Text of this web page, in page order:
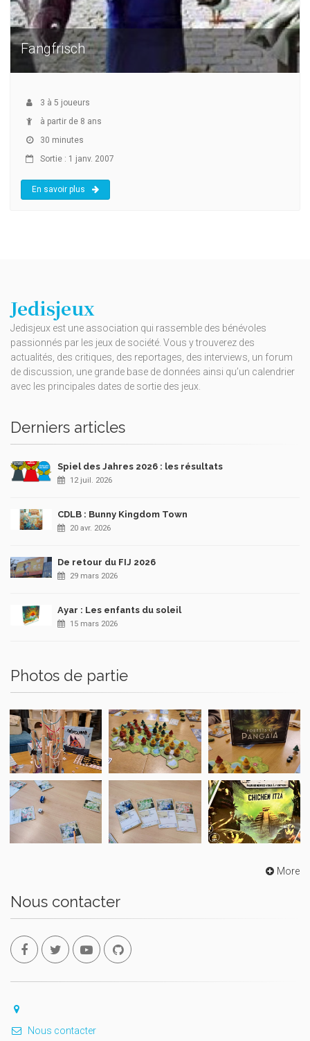
Fangfrisch
3 à 5 joueurs
à partir de 8 ans
30 minutes
Sortie : 1 janv. 2007
En savoir plus
Jedisjeux
Jedisjeux est une association qui rassemble des bénévoles
passionnés par les jeux de société. Vous y trouverez des
actualités, des critiques, des reportages, des interviews, un forum
de discussion, une grande base de données ainsi qu’un calendrier
avec les principales dates de sortie des jeux.
Derniers articles
Spiel des Jahres 2026 : les résultats
12 juil. 2026
CDLB : Bunny Kingdom Town
20 avr. 2026
De retour du FIJ 2026
29 mars 2026
Ayar : Les enfants du soleil
15 mars 2026
Photos de partie
More
Nous contacter
Nous contacter